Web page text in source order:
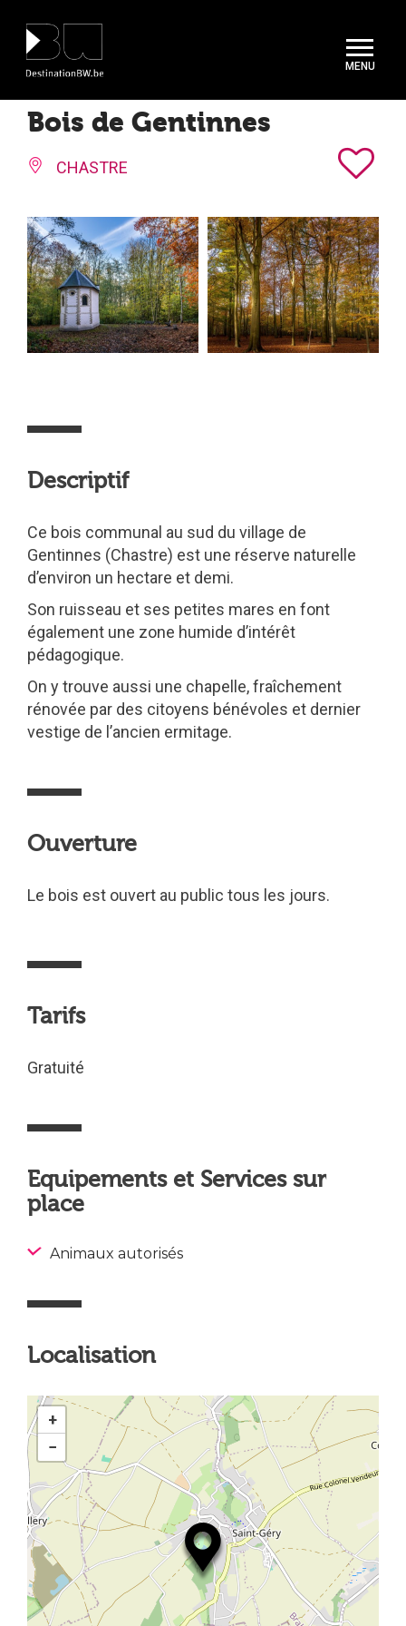
Bois de Gentinnes
CHASTRE
Descriptif
Ce bois communal au sud du village de
Gentinnes (Chastre) est une réserve naturelle
d’environ un hectare et demi.
Son ruisseau et ses petites mares en font
également une zone humide d’intérêt
pédagogique.
On y trouve aussi une chapelle, fraîchement
rénovée par des citoyens bénévoles et dernier
vestige de l’ancien ermitage.
Ouverture
Le bois est ouvert au public tous les jours.
Tarifs
Gratuité
Equipements et Services sur
place
Animaux autorisés
Localisation
+
−